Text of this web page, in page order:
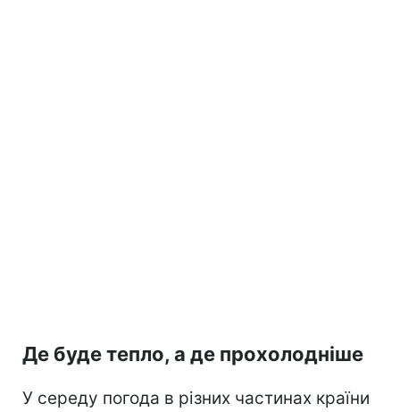
Де буде тепло, а де прохолодніше
У середу погода в різних частинах країни